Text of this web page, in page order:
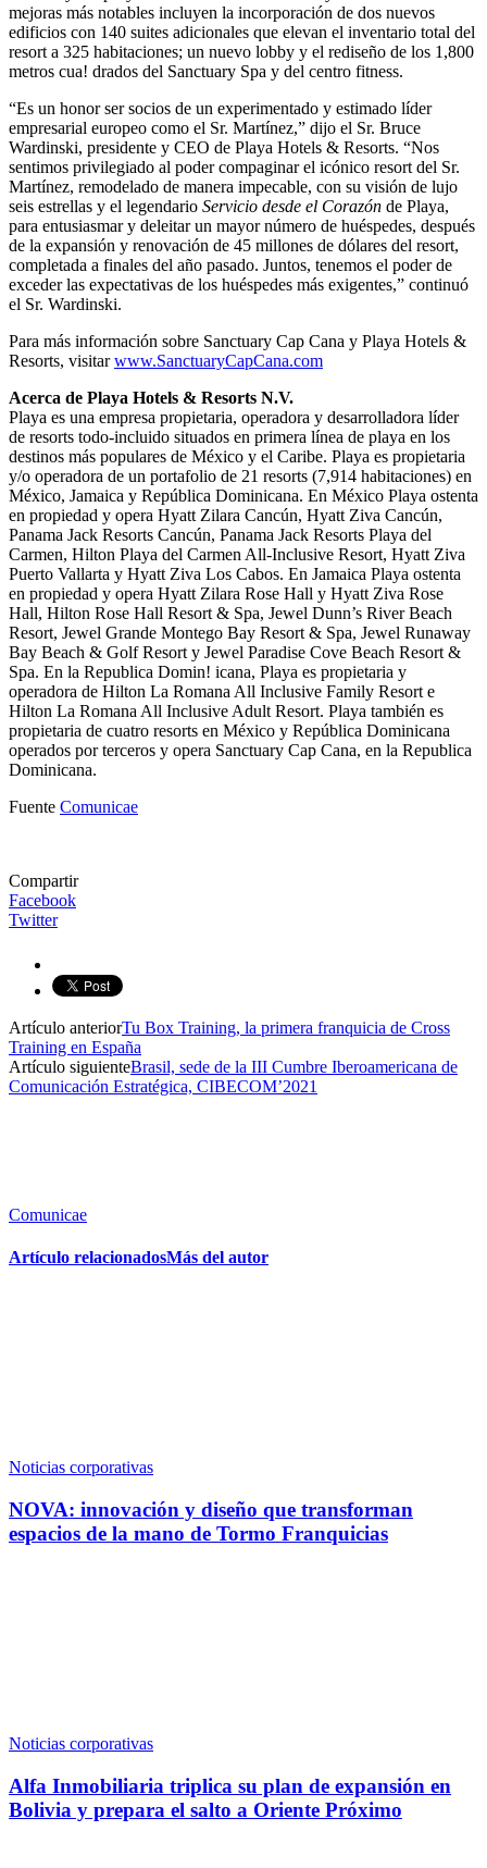
mejoras más notables incluyen la incorporación de dos nuevos
edificios con 140 suites adicionales que elevan el inventario total del
resort a 325 habitaciones; un nuevo lobby y el rediseño de los 1,800
metros cua! drados del Sanctuary Spa y del centro fitness.
“Es un honor ser socios de un experimentado y estimado líder
empresarial europeo como el Sr. Martínez,” dijo el Sr. Bruce
Wardinski, presidente y CEO de Playa Hotels & Resorts. “Nos
sentimos privilegiado al poder compaginar el icónico resort del Sr.
Martínez, remodelado de manera impecable, con su visión de lujo
seis estrellas y el legendario Servicio desde el Corazón de Playa,
para entusiasmar y deleitar un mayor número de huéspedes, después
de la expansión y renovación de 45 millones de dólares del resort,
completada a finales del año pasado. Juntos, tenemos el poder de
exceder las expectativas de los huéspedes más exigentes,” continuó
el Sr. Wardinski.
Para más información sobre Sanctuary Cap Cana y Playa Hotels &
Resorts, visitarwww.SanctuaryCapCana.com
Acerca de Playa Hotels & Resorts N.V.
Playa es una empresa propietaria, operadora y desarrolladora líder
de resorts todo-incluido situados en primera línea de playa en los
destinos más populares de México y el Caribe. Playa es propietaria
y/o operadora de un portafolio de 21 resorts (7,914 habitaciones) en
México, Jamaica y República Dominicana. En México Playa ostenta
en propiedad y opera Hyatt Zilara Cancún, Hyatt Ziva Cancún,
Panama Jack Resorts Cancún, Panama Jack Resorts Playa del
Carmen, Hilton Playa del Carmen All-Inclusive Resort, Hyatt Ziva
Puerto Vallarta y Hyatt Ziva Los Cabos. En Jamaica Playa ostenta
en propiedad y opera Hyatt Zilara Rose Hall y Hyatt Ziva Rose
Hall, Hilton Rose Hall Resort & Spa, Jewel Dunn’s River Beach
Resort, Jewel Grande Montego Bay Resort & Spa, Jewel Runaway
Bay Beach & Golf Resort y Jewel Paradise Cove Beach Resort &
Spa. En la Republica Domin! icana, Playa es propietaria y
operadora de Hilton La Romana All Inclusive Family Resort e
Hilton La Romana All Inclusive Adult Resort. Playa también es
propietaria de cuatro resorts en México y República Dominicana
operados por terceros y opera Sanctuary Cap Cana, en la Republica
Dominicana.
Fuente Comunicae
Compartir
Facebook
Twitter
Artículo anteriorTu Box Training, la primera franquicia de Cross
Training en España
Artículo siguienteBrasil, sede de la III Cumbre Iberoamericana de
Comunicación Estratégica, CIBECOM’2021
Comunicae
Artículo relacionadosMás del autor
Noticias corporativas
NOVA: innovación y diseño que transforman
espacios de la mano de Tormo Franquicias
Noticias corporativas
Alfa Inmobiliaria triplica su plan de expansión en
Bolivia y prepara el salto a Oriente Próximo